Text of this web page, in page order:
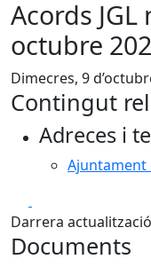
Acords JGL
octubre
Dimecres, 9
Contingut
Adreces i
Ajuntament
Darrera
Documents